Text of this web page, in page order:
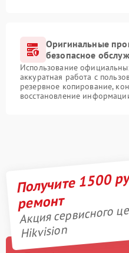
Оригинальные
безопасное
Использование
аккуратная работа с
резервное копирование,
восстановление
Получите 1500
ремонт
Акция сервисного
Hikvision